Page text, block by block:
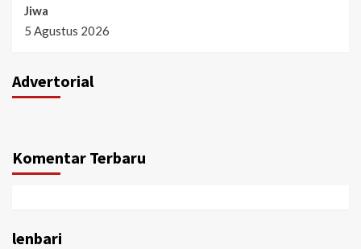
Jiwa
5 Agustus 2026
Advertorial
Komentar Terbaru
lenbari